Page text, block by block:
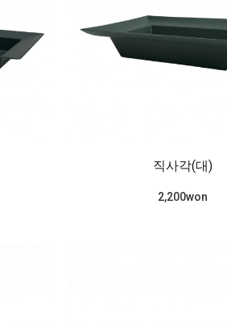
직사각(대)
2,200won